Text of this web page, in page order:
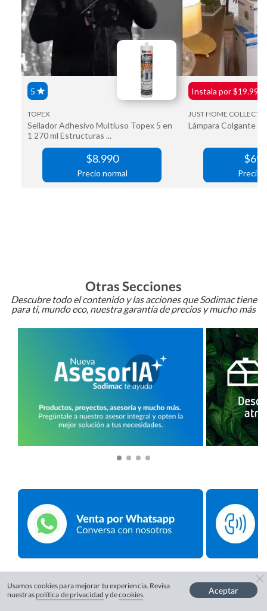
Otras Secciones
Descubre todo el contenido y las acciones que Sodimac tiene
para ti, mundo eco, nuestra garantía de precios y mucho más
Usamos cookies para mejorar tu experiencia. Revisa
nuestras política de privacidad y decookies. Aceptar